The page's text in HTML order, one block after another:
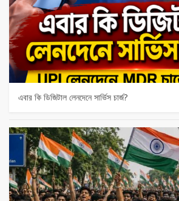
এবার কি ডিজিটাল লেনদেনে সার্ভিস চার্জ?